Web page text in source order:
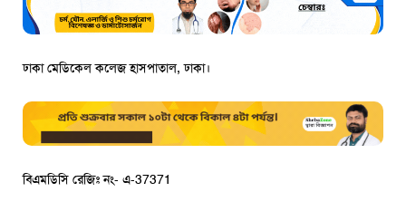
ঢাকা মেডিকেল কলেজ হাসপাতাল, ঢাকা।
বিএমডিসি রেজিঃ নং- এ-37371